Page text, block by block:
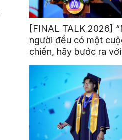
[FINAL TALK 2026]
người đều có một
chiến, hãy bước ra
thế của người chiến